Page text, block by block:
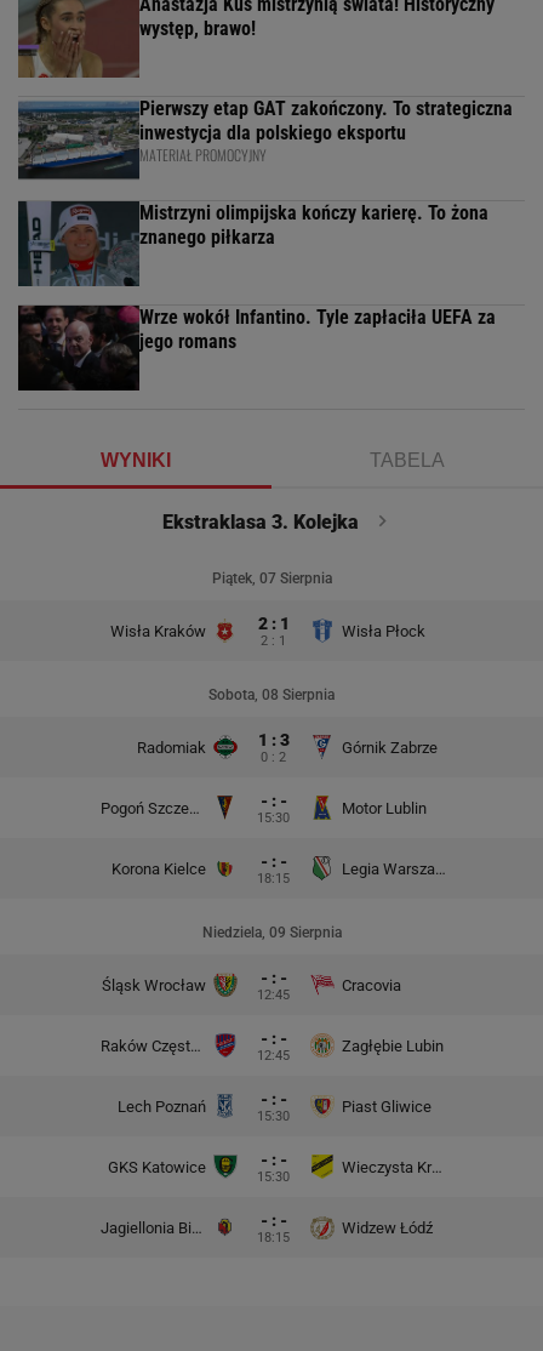
Anastazja Kuś mistrzynią świata! Historyczny
występ, brawo!
Pierwszy etap GAT zakończony. To strategiczna
inwestycja dla polskiego eksportu
MATERIAŁ PROMOCYJNY
Mistrzyni olimpijska kończy karierę. To żona
znanego piłkarza
Wrze wokół Infantino. Tyle zapłaciła UEFA za
jego romans
WYNIKI TABELA
Ekstraklasa 3. Kolejka
Piątek, 07 Sierpnia
Wisła Kraków 2 : 1
2 : 1
Wisła Płock
Sobota, 08 Sierpnia
Radomiak 1 : 3
0 : 2
Górnik Zabrze
Pogoń Szczecin - : -
15:30
Motor Lublin
Korona Kielce - : -
18:15
Legia Warszawa
Niedziela, 09 Sierpnia
Śląsk Wrocław - : -
12:45
Cracovia
Raków Częstochowa - : -
12:45
Zagłębie Lubin
Lech Poznań - : -
15:30
Piast Gliwice
GKS Katowice - : -
15:30
Wieczysta Kraków
Jagiellonia Białystok - : -
18:15
Widzew Łódź